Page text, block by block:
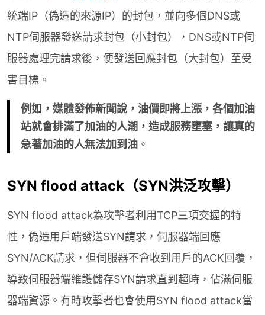
統端IP（偽造的來源IP）的封包，並向多個DNS或
NTP伺服器發送請求封包（小封包），DNS或NTP伺
服器處理完請求後，便發送回應封包（大封包）至受
害目標。
例如，媒體發佈新聞說，油價即將上漲，各個加油
站就會排滿了加油的人潮，造成服務壅塞，讓真的
急著加油的人無法加到油。
SYN flood attack（SYN洪泛攻擊）
SYN flood attack為攻擊者利用TCP三項交握的特
性，偽造用戶端發送SYN請求，伺服器端回應
SYN/ACK請求，但伺服器不會收到用戶的ACK回覆，
導致伺服器端維護儲存SYN請求直到超時，佔滿伺服
器端資源。有時攻擊者也會使用SYN flood attack當